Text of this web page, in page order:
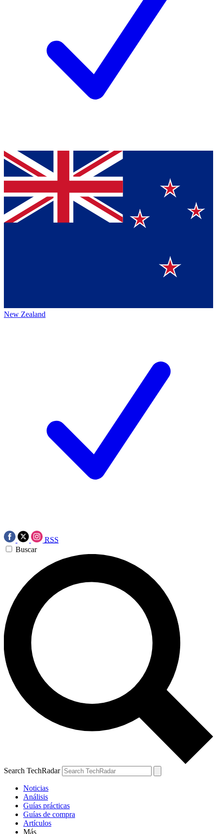
New Zealand
RSS
Buscar
Search TechRadar
Noticias
Análisis
Guías prácticas
Guías de compra
Artículos
Más